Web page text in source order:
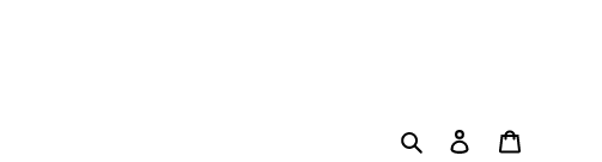
Suchen Einloggen